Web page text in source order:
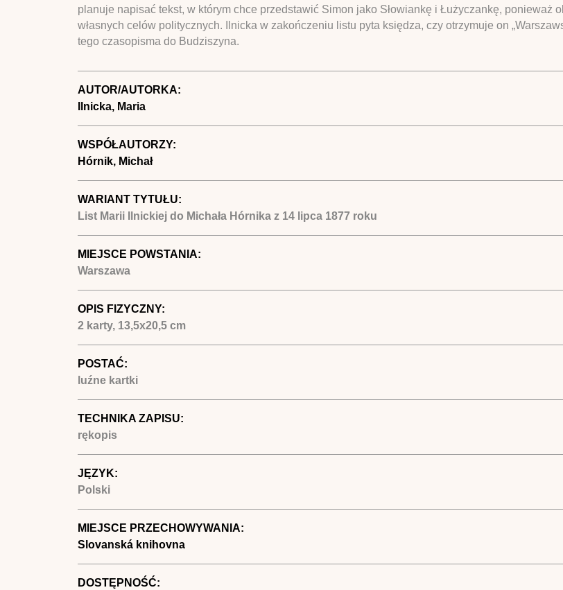
planuje napisać tekst, w którym chce przedstawić Simon jako Słowiankę i Łużyczankę, ponieważ
własnych celów politycznych. Ilnicka w zakończeniu listu pyta księdza, czy otrzymuje on
tego czasopisma do Budziszyna.
AUTOR/AUTORKA:
Ilnicka, Maria
WSPÓŁAUTORZY:
Hórnik, Michał
WARIANT TYTUŁU:
List Marii Ilnickiej do Michała Hórnika z 14 lipca 1877 roku
MIEJSCE POWSTANIA:
Warszawa
OPIS FIZYCZNY:
2 karty, 13,5x20,5 cm
POSTAĆ:
luźne kartki
TECHNIKA ZAPISU:
rękopis
JĘZYK:
Polski
MIEJSCE PRZECHOWYWANIA:
Slovanská knihovna
DOSTĘPNOŚĆ: